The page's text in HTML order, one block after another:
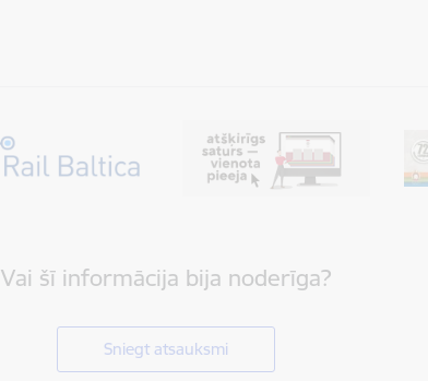
Vai šī informācija bija noderīga?
Sniegt atsauksmi